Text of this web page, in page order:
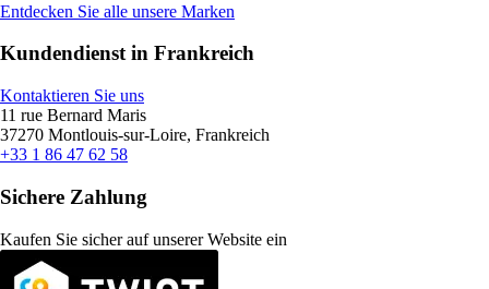
Entdecken Sie alle unsere Marken
Kundendienst in Frankreich
Kontaktieren Sie uns
11 rue Bernard Maris
37270 Montlouis-sur-Loire, Frankreich
+33 1 86 47 62 58
Sichere Zahlung
Kaufen Sie sicher auf unserer Website ein